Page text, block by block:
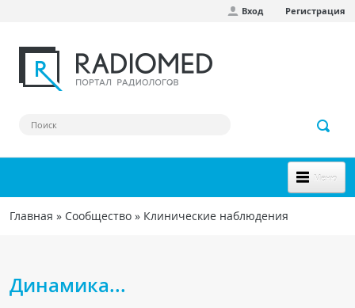
Вход Регистрация
Меню
НОВОЕ НА САЙТЕ
Форум
Вы здесь
Главная » Сообщество » Клинические наблюдения
Динамика...